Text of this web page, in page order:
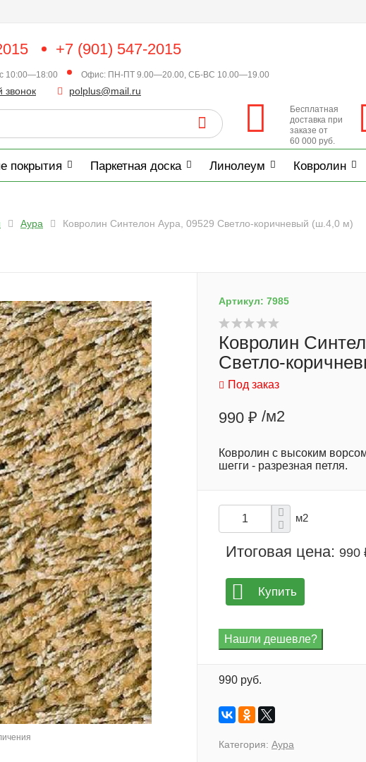
+7 (901) 547-2015
10:00—18:00 Офис: ПН-ПТ 9.00—20.00, СБ-ВС 10.00—19.00
звонок polplus@mail.ru
Бесплатная
доставка при
заказе от
60 000 руб.
покрытия Паркетная доска Линолеум Ковролин
Аура Ковролин Синтелон Аура, 09529 Светло-коричневый (ш.4,0 м)
Артикул: 7985
Ковролин
Светло-
Под заказ
990 ₽ /м2
Ковролин с высоким
шегги - разрезная петля.
м2
Итоговая цена: 990
Купить
990 руб.
Категория: Аура